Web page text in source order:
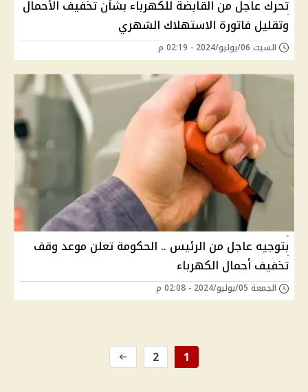
تحرك عاجل من القابضة للكهرباء بشأن تخفيف الأحمال
وتقليل فاتورة الاستهلاك الشهري
السبت 06/يوليو/2024 - 02:19 م
بتوجيه عاجل من الرئيس .. الحكومة تعلن موعد وقف
تخفيف أحمال الكهرباء
الجمعة 05/يوليو/2024 - 02:08 م
1
2